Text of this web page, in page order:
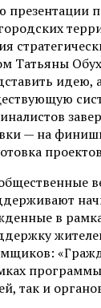
презентации
Татьяны
идею,
— на
в
так и